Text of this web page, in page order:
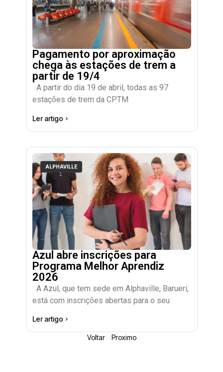
Pagamento por aproximação
chega às estações de trem a
partir de 19/4
A partir do dia 19 de abril, todas as 97
estações de trem da CPTM
Ler artigo
ALPHAVILLE
Azul abre inscrições para
Programa Melhor Aprendiz
2026
A Azul, que tem sede em Alphaville, Barueri,
está com inscrições abertas para o seu
Ler artigo
Voltar Proximo